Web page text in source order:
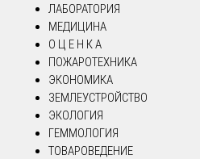
ЛАБОРАТОРИЯ
МЕДИЦИНА
О Ц Е Н К А
ПОЖАРОТЕХНИКА
ЭКОНОМИКА
ЗЕМЛЕУСТРОЙСТВО
ЭКОЛОГИЯ
ГЕММОЛОГИЯ
ТОВАРОВЕДЕНИЕ